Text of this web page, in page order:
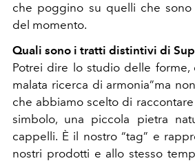
che poggino su quelli che sono
del momento.
Quali sono i tratti distintivi di
Potrei dire lo studio delle forme,
malata ricerca di armonia”ma
che abbiamo scelto di
simbolo, una piccola pietra
cappelli. È il nostro “tag” e
nostri prodotti e allo stesso